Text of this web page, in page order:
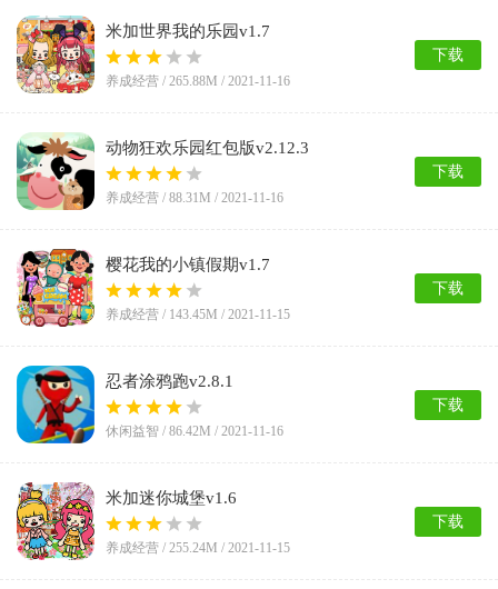
米加世界我的乐园v1.7
养成经营 / 265.88M / 2021-11-16
下载
动物狂欢乐园红包版v2.12.3
养成经营 / 88.31M / 2021-11-16
下载
樱花我的小镇假期v1.7
养成经营 / 143.45M / 2021-11-15
下载
忍者涂鸦跑v2.8.1
休闲益智 / 86.42M / 2021-11-16
下载
米加迷你城堡v1.6
养成经营 / 255.24M / 2021-11-15
下载